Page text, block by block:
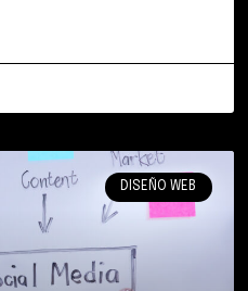
DISEÑO WEB